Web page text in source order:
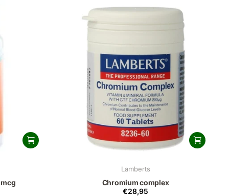
Lamberts
Chromium complex
€28,95